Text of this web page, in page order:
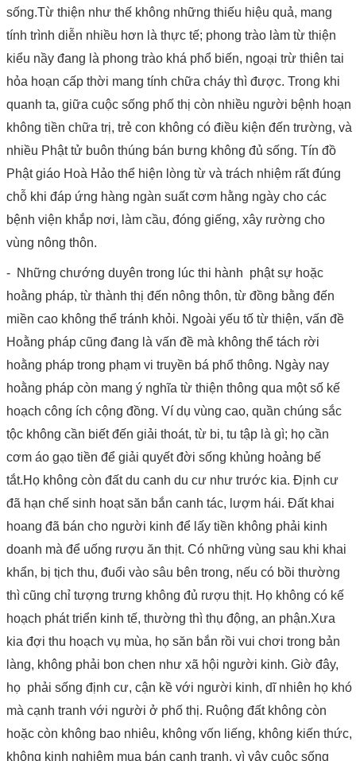
sống.Từ thiện như thế không những thiếu hiệu quả, mang
tính trình diễn nhiều hơn là thực tế; phong trào làm từ thiện
kiểu nầy đang là phong trào khá phổ biến, ngoại trừ thiên tai
hỏa hoạn cấp thời mang tính chữa cháy thì được. Trong khi
quanh ta, giữa cuộc sống phố thị còn nhiều người bệnh hoạn
không tiền chữa trị, trẻ con không có điều kiện đến trường, và
nhiều Phật tử buôn thúng bán bưng không đủ sống. Tín đồ
Phật giáo Hoà Hảo thể hiện lòng từ và trách nhiệm rất đúng
chỗ khi đáp ứng hàng ngàn suất cơm hằng ngày cho các
bệnh viện khắp nơi, làm cầu, đóng giếng, xây rường cho
vùng nông thôn.
- Những chướng duyên trong lúc thi hành phật sự hoặc
hoằng pháp, từ thành thị đến nông thôn, từ đồng bằng đến
miền cao không thể tránh khỏi. Ngoài yếu tố từ thiện, vấn đề
Hoằng pháp cũng đang là vấn đề mà không thể tách rời
hoằng pháp trong phạm vi truyền bá phổ thông. Ngày nay
hoằng pháp còn mang ý nghĩa từ thiện thông qua một số kế
hoạch công ích cộng đồng. Ví dụ vùng cao, quần chúng sắc
tộc không cần biết đến giải thoát, từ bi, tu tập là gì; họ cần
cơm áo gạo tiền để giải quyết đời sống khủng hoảng bế
tắt.Họ không còn đất du canh du cư như trước kia. Định cư
đã hạn chế sinh hoạt săn bắn canh tác, lượm hái. Đất khai
hoang đã bán cho người kinh để lấy tiền không phải kinh
doanh mà để uống rượu ăn thịt. Có những vùng sau khi khai
khẩn, bị tịch thu, đuổi vào sâu bên trong, nếu có bồi thường
thì cũng chỉ tượng trưng không đủ rượu thịt. Họ không có kế
hoạch phát triển kinh tế, thường thì thụ động, an phận.Xưa
kia đợi thu hoạch vụ mùa, họ săn bắn rồi vui chơi trong bản
làng, không phải bon chen như xã hội người kinh. Giờ đây,
họ phải sống định cư, cận kề với người kinh, dĩ nhiên họ khó
mà cạnh tranh với người ở phố thị. Ruộng đất không còn
hoặc còn không bao nhiêu, không vốn liếng, không kiến thức,
không kinh nghiệm mua bán cạnh tranh, vì vậy cuộc sống